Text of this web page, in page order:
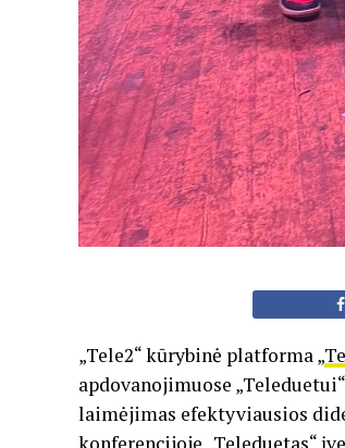
„Tele2“ kūrybinė platforma „
apdovanojimuose
laimėjimas efektyviausios